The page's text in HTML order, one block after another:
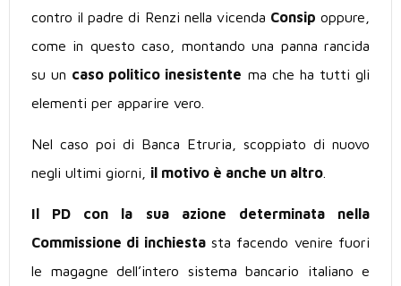
contro il padre di Renzi nella vicenda Consip oppure,
come in questo caso, montando una panna rancida
su un caso politico inesistente ma che ha tutti gli
elementi per apparire vero.
Nel caso poi di Banca Etruria, scoppiato di nuovo
negli ultimi giorni, il motivo è anche un altro
Il PD con la sua azione determinata nella
Commissione di inchiestasta facendo venire fuori
le magagne dell’intero sistema bancario italiano e